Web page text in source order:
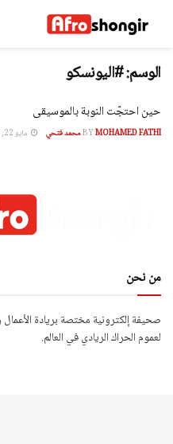
الوسم:#اليونسكو
حين احتجّت النوبة بالموسيقى
BYMOHAMED FATHI محمد فتحي مايو 22, 2026
من نحن
صحيفة إلكترونية مختصة بريادة الأعمال
لعموم الحراك الريادي في العالم.